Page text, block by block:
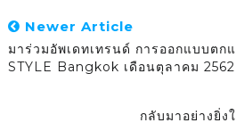
Newer Article
มาร่วมอัพเดทเทรนด์ การออกแบบตก
STYLE Bangkok เดือนตุลาคม 2562
กลับมาอย่างยิ่ง